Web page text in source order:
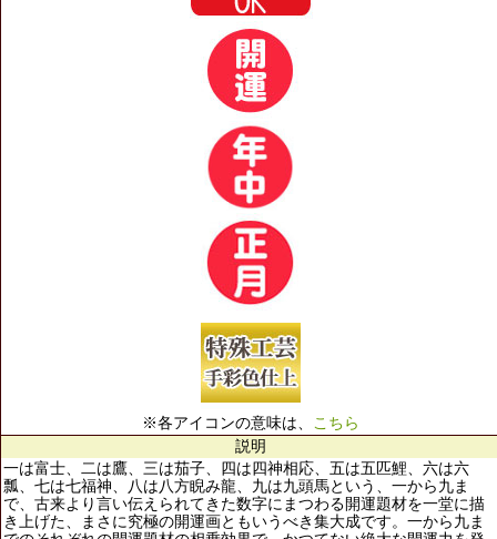
※各アイコンの意味は、 こちら
説明
一は富士、二は鷹、三は茄子、四は四神相応、五は五匹鯉、六は六
瓢、七は七福神、八は八方睨み龍、九は九頭馬という、一から九ま
で、古来より言い伝えられてきた数字にまつわる開運題材を一堂に描
き上げた、まさに究極の開運画ともいうべき集大成です。一から九ま